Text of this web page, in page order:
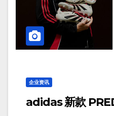
企业资讯
adidas 新款